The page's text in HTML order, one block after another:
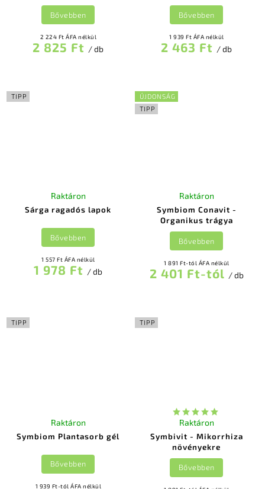
2 224 Ft ÁFA nélkül
2 825 Ft / db
Bővebben
1 939 Ft ÁFA nélkül
2 463 Ft / db
Bővebben
TIPP
Sárga ragadós lapok
Raktáron
1 557 Ft ÁFA nélkül
1 978 Ft / db
Bővebben
ÚJDONSÁG
TIPP
Symbiom Conavit -
Organikus trágya
Raktáron
1 891 Ft-tól ÁFA nélkül
2 401 Ft-tól / db
Bővebben
TIPP
Symbiom Plantasorb gél
Raktáron
1 939 Ft-tól ÁFA nélkül
Bővebben
TIPP
Symbivit - Mikorrhiza
növényekre
Raktáron
Bővebben